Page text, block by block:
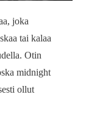
joka
tai kalaa
Otin
midnight
ollut